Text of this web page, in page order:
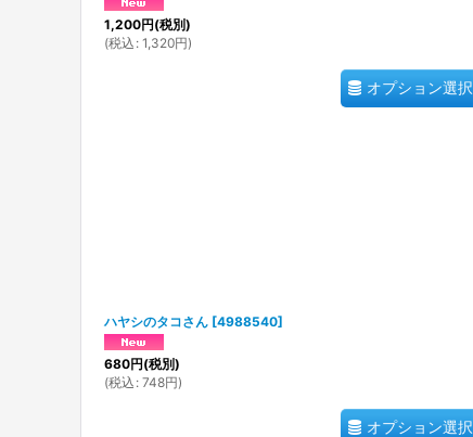
1,200円(税別)
(税込 : 1,320円)
オプション選択
ハヤシのタコさん [4988540]
680円(税別)
(税込 : 748円)
オプション選択